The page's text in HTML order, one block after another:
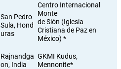
San Pedro
Sula, Hond
uras
Centro Internacional
Monte
de Sión (Iglesia
Cristiana de Paz en
México) *
Rajnandga
on, India
GKMI Kudus,
Mennonite*